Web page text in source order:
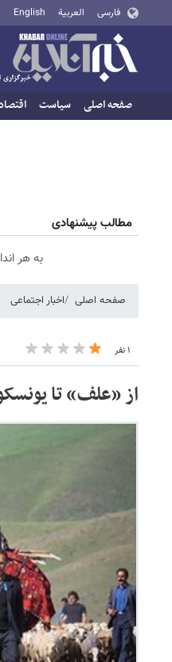
فارسی العربية English
صفحه اصلی سیاست اقتصاد
مطالب پیشنهادی
به هر
صفحه اصلی اخبار اجتماعی
۱ نفر
از «علف» تا